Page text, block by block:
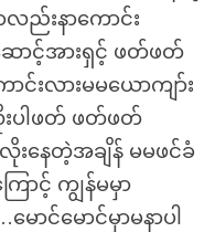
လည်းနာကောင်း
ာင့်အားရှင့် ဖတ်ဖတ်
လားမမယောကျာ်း
ပါဖတ် ဖတ်ဖတ်
နေတဲ့အချိန် မမဖင်ခံ
ာင့် ကျွန်မမှာ
ာင်မောင်မှာမနာပါ